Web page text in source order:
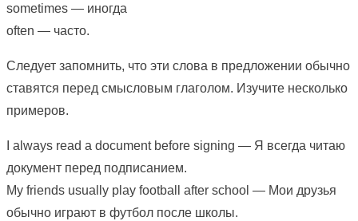
sometimes — иногда
often — часто.
Следует запомнить, что эти слова в предложении обычно
ставятся перед смысловым глаголом. Изучите несколько
примеров.
I always read a document before signing — Я всегда читаю
документ перед подписанием.
My friends usually play football after school — Мои друзья
обычно играют в футбол после школы.